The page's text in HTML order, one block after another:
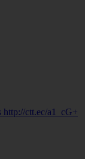
http://ctt.ec/a1_cG+